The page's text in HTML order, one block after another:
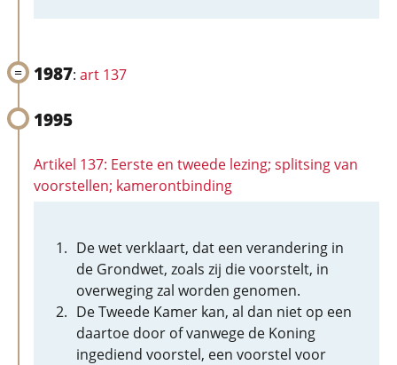
1987: art 137
1995
Artikel 137: Eerste en tweede lezing; splitsing van
voorstellen; kamerontbinding
De wet verklaart, dat een verandering in
de Grondwet, zoals zij die voorstelt, in
overweging zal worden genomen.
De Tweede Kamer kan, al dan niet op een
daartoe door of vanwege de Koning
ingediend voorstel, een voorstel voor